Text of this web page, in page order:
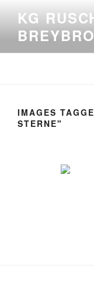
springen
KG
IMAGES
STERNE"